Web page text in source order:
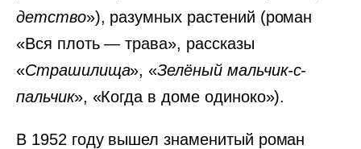
детство»), разумных растений (роман
«Вся плоть — трава», рассказы
«Страшилища», «Зелёный мальчик-с-
пальчик», «Когда в доме одиноко»).
В 1952 году вышел знаменитый роман